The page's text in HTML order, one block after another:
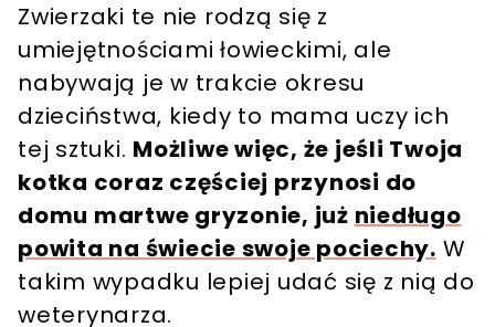
Zwierzaki te nie rodzą się z
umiejętnościami łowieckimi, ale
nabywają je w trakcie okresu
dzieciństwa, kiedy to mama uczy ich
tej sztuki. Możliwe więc, że jeśli Twoja
kotka coraz częściej przynosi do
domu martwe gryzonie, już niedługo
powita na świecie swoje pociechy. W
takim wypadku lepiej udać się z nią do
weterynarza.